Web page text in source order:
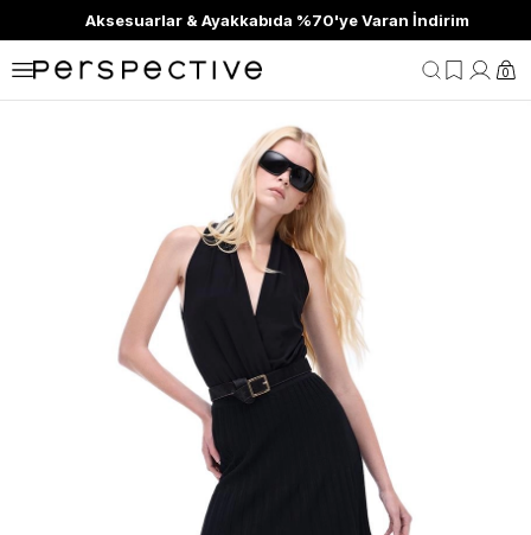
Aksesuarlar & Ayakkabıda %70'ye Varan İndirim
0